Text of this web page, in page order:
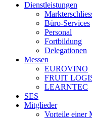
Dienstleistungen
Büro-Services
Personal
Fortbildung
Delegationen
Messen
EUROVINO
FRUIT
LEARNTEC
SES
Mitglieder
Vorteile einer